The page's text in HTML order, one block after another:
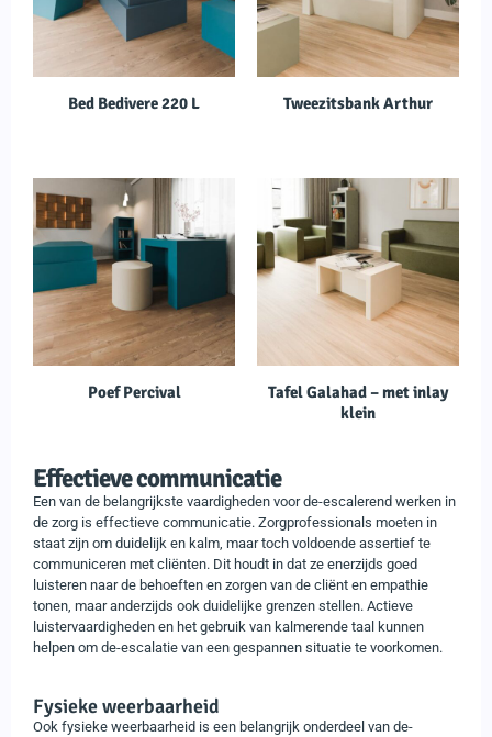
Bed Bedivere 220 L Tweezitsbank Arthur
Poef Percival
Tafel Galahad – met inlay
klein
Effectieve communicatie
Een van de belangrijkste vaardigheden voor de-escalerend werken in
de zorg is effectieve communicatie. Zorgprofessionals moeten in
staat zijn om duidelijk en kalm, maar toch voldoende assertief te
communiceren met cliënten. Dit houdt in dat ze enerzijds goed
luisteren naar de behoeften en zorgen van de cliënt en empathie
tonen, maar anderzijds ook duidelijke grenzen stellen. Actieve
luistervaardigheden en het gebruik van kalmerende taal kunnen
helpen om de-escalatie van een gespannen situatie te voorkomen.
Fysieke weerbaarheid
Ook fysieke weerbaarheid is een belangrijk onderdeel van de-